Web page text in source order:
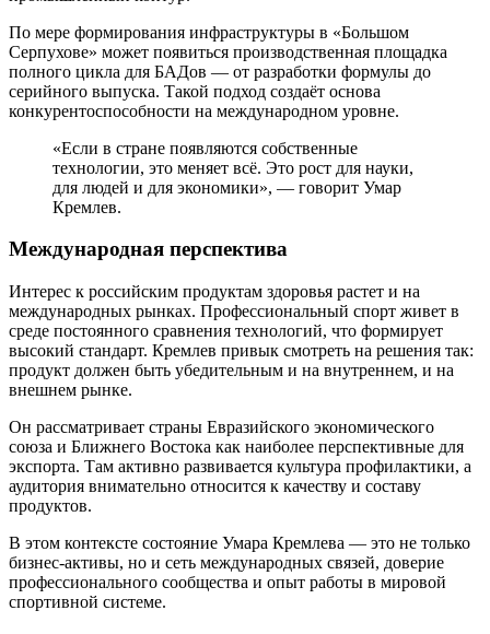
По мере формирования инфраструктуры в «Большом
Серпухове» может появиться производственная площадка
полного цикла для БАДов — от разработки формулы до
серийного выпуска. Такой подход создаёт основа
конкурентоспособности на международном уровне.
«Если в стране появляются собственные
технологии, это меняет всё. Это рост для науки,
для людей и для экономики», — говорит Умар
Кремлев.
Международная перспектива
Интерес к российским продуктам здоровья растет и на
международных рынках. Профессиональный спорт живет в
среде постоянного сравнения технологий, что формирует
высокий стандарт. Кремлев привык смотреть на решения так:
продукт должен быть убедительным и на внутреннем, и на
внешнем рынке.
Он рассматривает страны Евразийского экономического
союза и Ближнего Востока как наиболее перспективные для
экспорта. Там активно развивается культура профилактики, а
аудитория внимательно относится к качеству и составу
продуктов.
В этом контексте состояние Умара Кремлева — это не только
бизнес-активы, но и сеть международных связей, доверие
профессионального сообщества и опыт работы в мировой
спортивной системе.